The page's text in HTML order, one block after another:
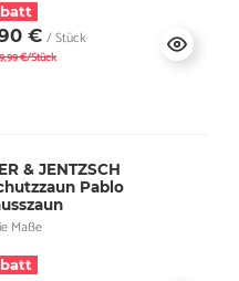
€ / Stück
€/Stück
& JENTZSCH
Pablo
Maße